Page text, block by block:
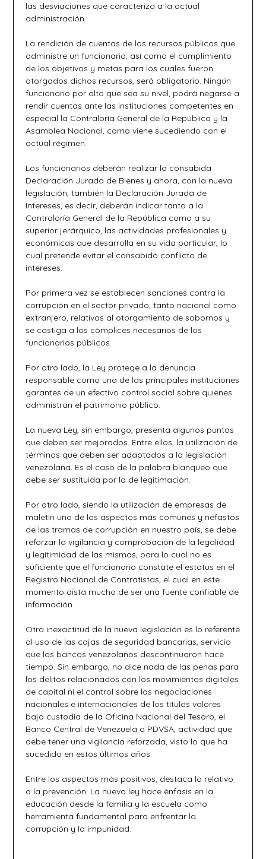
las desviaciones que caracteriza a la actual
administración.
La rendición de cuentas de los recursos públicos que
administre un funcionario, así como el cumplimiento
de los objetivos y metas para los cuales fueron
otorgados dichos recursos, será obligatorio. Ningún
funcionario por alto que sea su nivel, podrá negarse a
rendir cuentas ante las instituciones competentes en
especial la Contraloría General de la República y la
Asamblea Nacional, como viene sucediendo con el
actual régimen.
Los funcionarios deberán realizar la consabida
Declaración Jurada de Bienes y ahora, con la nueva
legislación, también la Declaración Jurada de
Intereses, es decir, deberán indicar tanto a la
Contraloría General de la República como a su
superior jerárquico, las actividades profesionales y
económicas que desarrolla en su vida particular, lo
cual pretende evitar el consabido conflicto de
intereses.
Por primera vez se establecen sanciones contra la
corrupción en el sector privado, tanto nacional como
extranjero, relativos al otorgamiento de sobornos y
se castiga a los cómplices necesarios de los
funcionarios públicos.
Por otro lado, la Ley protege a la denuncia
responsable como una de las principales instituciones
garantes de un efectivo control social sobre quienes
administran el patrimonio público.
La nueva Ley, sin embargo, presenta algunos puntos
que deben ser mejorados. Entre ellos, la utilización de
términos que deben ser adaptados a la legislación
venezolana. Es el caso de la palabra blanqueo que
debe ser sustituida por la de legitimación.
Por otro lado, siendo la utilización de empresas de
maletín uno de los aspectos más comunes y nefastos
de las tramas de corrupción en nuestro país, se debe
reforzar la vigilancia y comprobación de la legalidad
y legitimidad de las mismas, para lo cual no es
suficiente que el funcionario constate el estatus en el
Registro Nacional de Contratistas, el cual en este
momento dista mucho de ser una fuente confiable de
información.
Otra inexactitud de la nueva legislación es lo referente
al uso de las cajas de seguridad bancarias, servicio
que los bancos venezolanos descontinuaron hace
tiempo. Sin embargo, no dice nada de las penas para
los delitos relacionados con los movimientos digitales
de capital ni el control sobre las negociaciones
nacionales e internacionales de los títulos valores
bajo custodia de la Oficina Nacional del Tesoro, el
Banco Central de Venezuela o PDVSA, actividad que
debe tener una vigilancia reforzada, visto lo que ha
sucedido en estos últimos años.
Entre los aspectos más positivos, destaca lo relativo
a la prevención. La nueva ley hace énfasis en la
educación desde la familia y la escuela como
herramienta fundamental para enfrentar la
corrupción y la impunidad.